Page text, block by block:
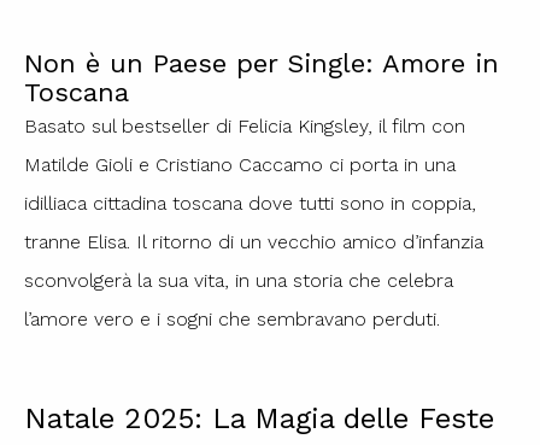
Non è un Paese per Single: Amore in
Toscana
Basato sul bestseller di Felicia Kingsley, il film con
Matilde Gioli e Cristiano Caccamo ci porta in una
idilliaca cittadina toscana dove tutti sono in coppia,
tranne Elisa. Il ritorno di un vecchio amico d’infanzia
sconvolgerà la sua vita, in una storia che celebra
l’amore vero e i sogni che sembravano perduti.
Natale 2025: La Magia delle Feste